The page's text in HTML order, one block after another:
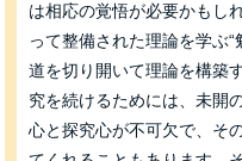
は相応の覚悟が必要かもし
って整備された理論を学ぶ
道を切り開いて理論を構築
究を続けるためには、未開
心と探究心が不可欠で、そ